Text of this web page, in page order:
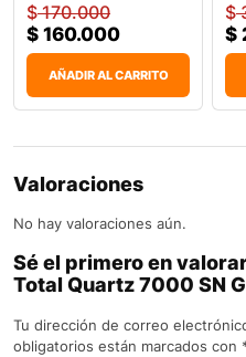
$170.000
$ 160.000
AÑADIR AL CARRITO
$
$
Valoraciones
No hay valoraciones aún.
Sé el primero en
Total Quartz 7000 SN
Tu dirección de correo
obligatorios están marcados con